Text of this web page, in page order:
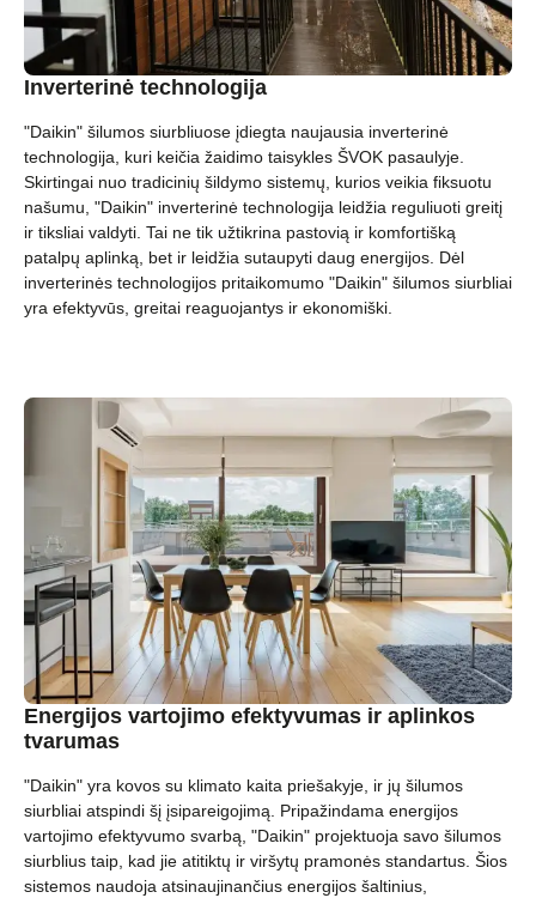
Inverterinė technologija
"Daikin" šilumos siurbliuose įdiegta naujausia inverterinė
technologija, kuri keičia žaidimo taisykles ŠVOK pasaulyje.
Skirtingai nuo tradicinių šildymo sistemų, kurios veikia fiksuotu
našumu, "Daikin" inverterinė technologija leidžia reguliuoti greitį
ir tiksliai valdyti. Tai ne tik užtikrina pastovią ir komfortišką
patalpų aplinką, bet ir leidžia sutaupyti daug energijos. Dėl
inverterinės technologijos pritaikomumo "Daikin" šilumos siurbliai
yra efektyvūs, greitai reaguojantys ir ekonomiški.
Energijos vartojimo efektyvumas ir aplinkos
tvarumas
"Daikin" yra kovos su klimato kaita priešakyje, ir jų šilumos
siurbliai atspindi šį įsipareigojimą. Pripažindama energijos
vartojimo efektyvumo svarbą, "Daikin" projektuoja savo šilumos
siurblius taip, kad jie atitiktų ir viršytų pramonės standartus. Šios
sistemos naudoja atsinaujinančius energijos šaltinius,